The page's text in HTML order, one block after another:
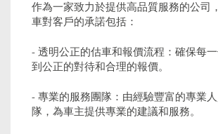
作為一家致力於提供高品質服務的公司
車對客戶的承諾包括：
- 透明公正的估車和報價流程：確保每
到公正的對待和合理的報價。
- 專業的服務團隊：由經驗豐富的專業
隊，為車主提供專業的建議和服務。